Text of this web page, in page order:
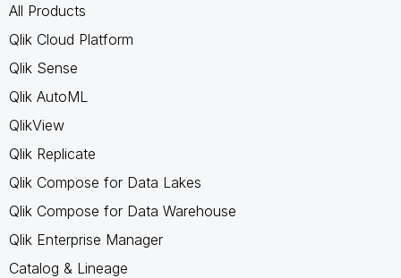
All Products
Qlik Cloud Platform
Qlik Sense
Qlik AutoML
QlikView
Qlik Replicate
Qlik Compose for Data Lakes
Qlik Compose for Data Warehouse
Qlik Enterprise Manager
Catalog & Lineage